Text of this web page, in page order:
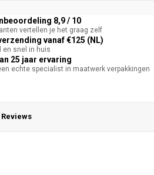
8,9 / 10
vertellen je het graag zelf
vanaf €125 (NL)
en snel in huis
25 jaar ervaring
echte specialist in maatwerk verpakkingen
Reviews